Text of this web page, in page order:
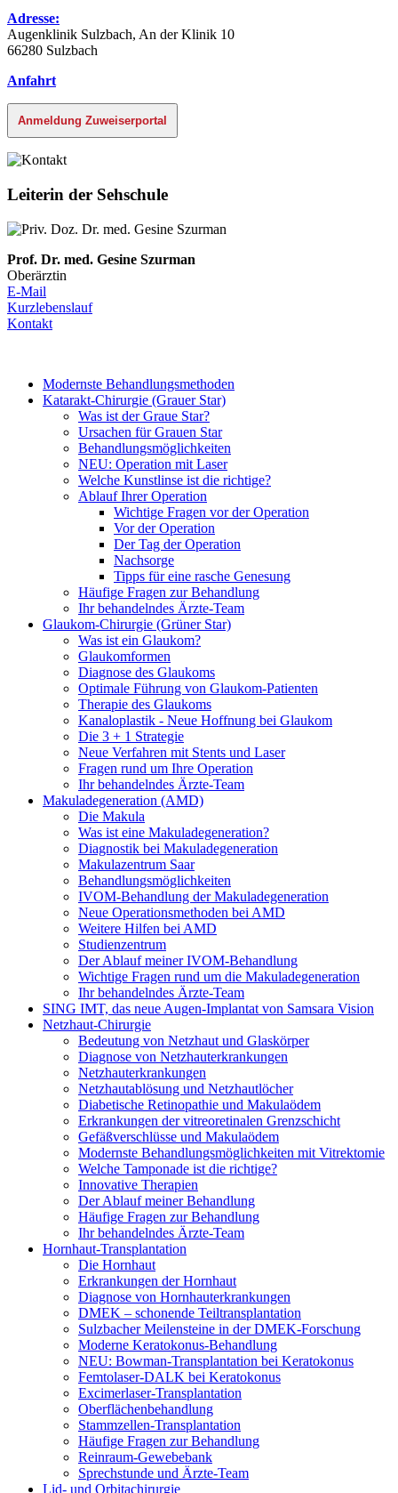
Adresse:
Augenklinik Sulzbach, An der Klinik 10
66280 Sulzbach
Anfahrt
Anmeldung Zuweiserportal
Leiterin der Sehschule
Prof. Dr. med. Gesine Szurman
Oberärztin
E-Mail
Kurzlebenslauf
Kontakt
Modernste Behandlungsmethoden
Katarakt-Chirurgie (Grauer Star)
Was ist der Graue Star?
Ursachen für Grauen Star
Behandlungsmöglichkeiten
NEU: Operation mit Laser
Welche Kunstlinse ist die richtige?
Ablauf Ihrer Operation
Wichtige Fragen vor der Operation
Vor der Operation
Der Tag der Operation
Nachsorge
Tipps für eine rasche Genesung
Häufige Fragen zur Behandlung
Ihr behandelndes Ärzte-Team
Glaukom-Chirurgie (Grüner Star)
Was ist ein Glaukom?
Glaukomformen
Diagnose des Glaukoms
Optimale Führung von Glaukom-Patienten
Therapie des Glaukoms
Kanaloplastik - Neue Hoffnung bei Glaukom
Die 3 + 1 Strategie
Neue Verfahren mit Stents und Laser
Fragen rund um Ihre Operation
Ihr behandelndes Ärzte-Team
Makuladegeneration (AMD)
Die Makula
Was ist eine Makuladegeneration?
Diagnostik bei Makuladegeneration
Makulazentrum Saar
Behandlungsmöglichkeiten
IVOM-Behandlung der Makuladegeneration
Neue Operationsmethoden bei AMD
Weitere Hilfen bei AMD
Studienzentrum
Der Ablauf meiner IVOM-Behandlung
Wichtige Fragen rund um die Makuladegeneration
Ihr behandelndes Ärzte-Team
SING IMT, das neue Augen-Implantat von Samsara Vision
Netzhaut-Chirurgie
Bedeutung von Netzhaut und Glaskörper
Diagnose von Netzhauterkrankungen
Netzhauterkrankungen
Netzhautablösung und Netzhautlöcher
Diabetische Retinopathie und Makulaödem
Erkrankungen der vitreoretinalen Grenzschicht
Gefäßverschlüsse und Makulaödem
Modernste Behandlungsmöglichkeiten mit Vitrektomie
Welche Tamponade ist die richtige?
Innovative Therapien
Der Ablauf meiner Behandlung
Häufige Fragen zur Behandlung
Ihr behandelndes Ärzte-Team
Hornhaut-Transplantation
Die Hornhaut
Erkrankungen der Hornhaut
Diagnose von Hornhauterkrankungen
DMEK – schonende Teiltransplantation
Sulzbacher Meilensteine in der DMEK-Forschung
Moderne Keratokonus-Behandlung
NEU: Bowman-Transplantation bei Keratokonus
Femtolaser-DALK bei Keratokonus
Excimerlaser-Transplantation
Oberflächenbehandlung
Stammzellen-Transplantation
Häufige Fragen zur Behandlung
Reinraum-Gewebebank
Sprechstunde und Ärzte-Team
Lid- und Orbitachirurgie